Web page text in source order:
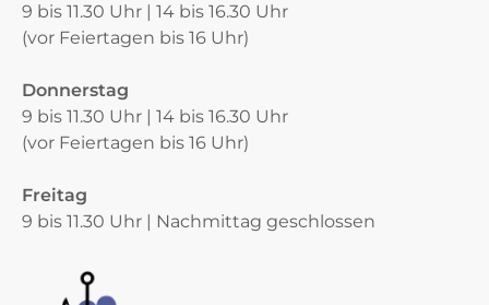
9 bis 11.30 Uhr | 14 bis 16.30 Uhr
(vor Feiertagen bis 16 Uhr)
Donnerstag
9 bis 11.30 Uhr | 14 bis 16.30 Uhr
(vor Feiertagen bis 16 Uhr)
Freitag
9 bis 11.30 Uhr | Nachmittag geschlossen
Verschiedene Informationen